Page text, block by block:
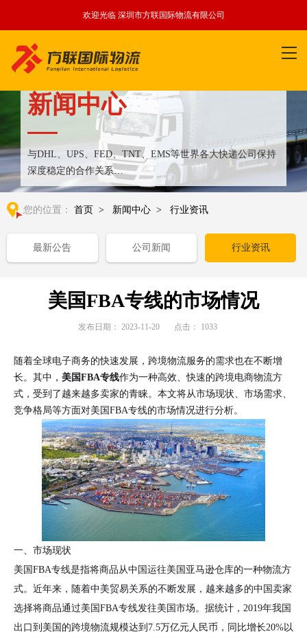
欢迎光临 深圳市方联国际物流有限公司
新闻中心
与DHL、UPS、FED、TNT、EMS等世界各大快递公司保持
深度稳定的合作关系
整合全球优质物流运输资源,满足国内外客户更多个性化需求
您的位置： 首页 > 新闻中心 > 行业资讯
最新公告 公司新闻 行业资讯
美国FBA专线的市场情况
发布日期： 2023-11-20 点击： 1033
随着全球电子商务的快速发展，跨境物流服务的需求也在不断增
长。其中， 美国FBA专线作为一种高效、快速的跨境电商物流方
式，受到了越来越多卖家的青睐。本文将从市场现状、市场需求、
竞争格局等方面对美国FBA专线的市场情况进行分析。
一、市场现状
美国FBA专线是指将商品从中国运往美国亚马逊仓库的一种物流方
式。近年来，随着中美贸易关系的不断发展，越来越多的中国卖家
选择将商品通过美国FBA专线发往美国市场。据统计，2019年我国
出口到美国的跨境物流规模达到7.5万亿元人民币，同比增长20%以